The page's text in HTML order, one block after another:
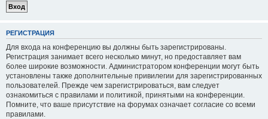
РЕГИСТРАЦИЯ
Для входа на конференцию вы должны быть зарегистрированы.
Регистрация занимает всего несколько минут, но предоставляет вам
более широкие возможности. Администратором конференции могут быть
установлены также дополнительные привилегии для зарегистрированных
пользователей. Прежде чем зарегистрироваться, вам следует
ознакомиться с правилами и политикой, принятыми на конференции.
Помните, что ваше присутствие на форумах означает согласие со всеми
правилами.